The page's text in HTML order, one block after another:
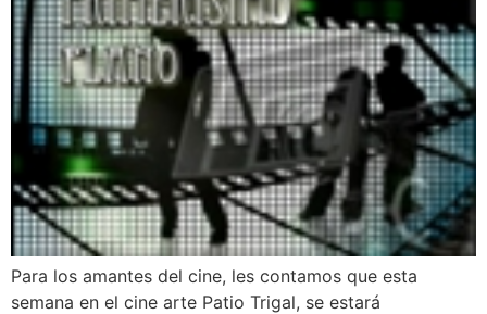
Para los amantes del cine, les contamos que esta
semana en el cine arte Patio Trigal, se estará